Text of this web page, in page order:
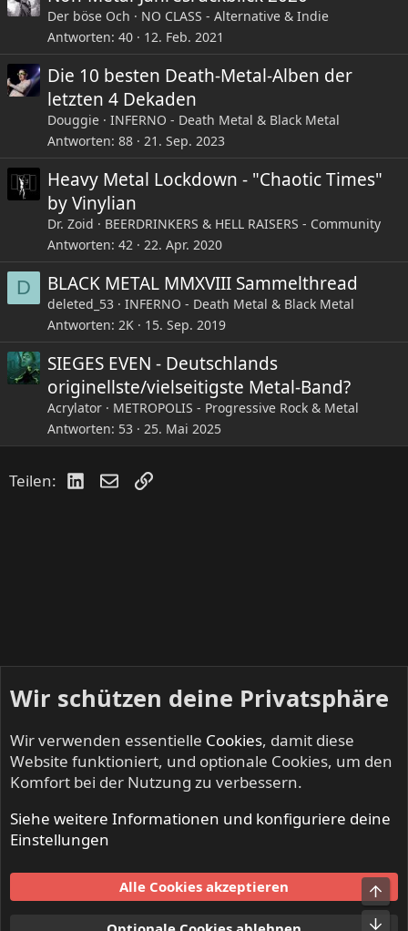
Der böse Och
NO CLASS - Alternative & Indie
Antworten 40 12. Feb. 2021
Die 10 besten Death-Metal-Alben der
letzten 4 Dekaden
Douggie
INFERNO - Death Metal & Black Metal
Antworten 88 21. Sep. 2023
Heavy Metal Lockdown - "Chaotic Times"
by Vinylian
Dr. Zoid
BEERDRINKERS & HELL RAISERS - Community
Antworten 42 22. Apr. 2020
D BLACK METAL MMXVIII Sammelthread
deleted_53
INFERNO - Death Metal & Black Metal
Antworten 2K 15. Sep. 2019
SIEGES EVEN - Deutschlands
originellste/vielseitigste Metal-Band?
Acrylator
METROPOLIS - Progressive Rock & Metal
Antworten 53 25. Mai 2025
Teilen: LinkedIn
E-MailLink
INFERNO - Death Metal & Black Metal
Nutzungsbedingungen
Datenschutz
S
Wir schützen deine Privatsphäre
Wir verwenden essentielle Cookies, damit diese
Website funktioniert, und optionale Cookies, um den
Komfort bei der Nutzung zu verbessern.
Siehe weitere Informationen und konfiguriere deine
Einstellungen
Alle Cookies akzeptieren